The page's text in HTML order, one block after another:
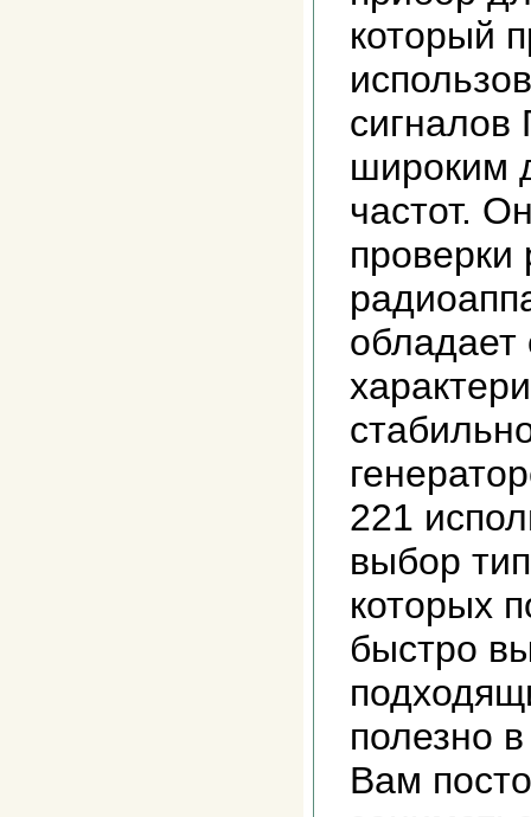
который
сигналов
широким
частот.
проверки
221
выбор
которых
быстро
полезно
Вам